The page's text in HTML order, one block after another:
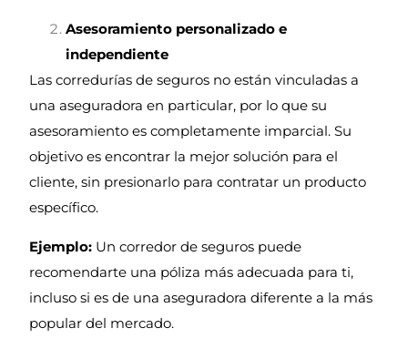
Asesoramiento personalizado e
independiente
Las corredurías de seguros no están vinculadas a
una aseguradora en particular, por lo que su
asesoramiento es completamente imparcial. Su
objetivo es encontrar la mejor solución para el
cliente, sin presionarlo para contratar un producto
específico.
Ejemplo: Un corredor de seguros puede
recomendarte una póliza más adecuada para ti,
incluso si es de una aseguradora diferente a la más
popular del mercado.